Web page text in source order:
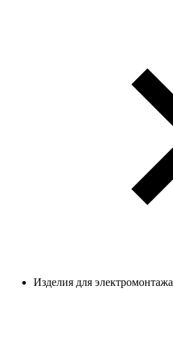
Изделия для электромонтажа